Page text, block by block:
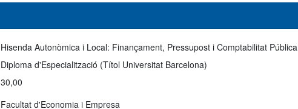
Hisenda Autonòmica i Local: Finançament, Pressupost i Comptabilitat Pública
Diploma d'Especialització (Títol Universitat Barcelona)
30,00
Facultat d'Economia i Empresa